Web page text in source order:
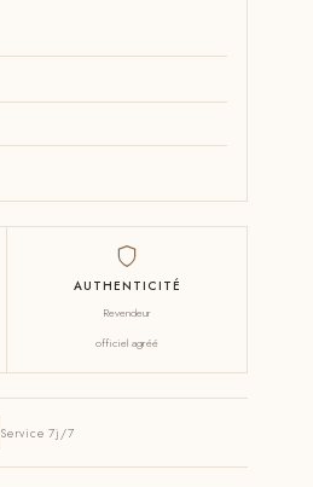
AUTHENTICITÉ
Revendeur
officiel agréé
Service 7j/7